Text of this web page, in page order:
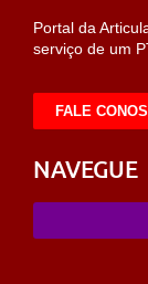
Portal da
serviço de um
FALE
NAVEGUE